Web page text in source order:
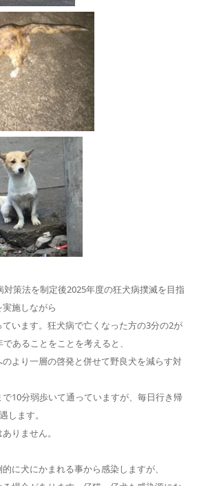
対策法を制定後2025年度の狂犬病撲滅を目指
施しながら
います。狂犬病で亡くなった方の3分の2が
あることをことを考えると、
より一層の啓発と併せて野良犬を減らす対
10分弱歩いて通っていますが、毎日行き帰
します。
りません。
に犬にかまれる事から感染しますが、